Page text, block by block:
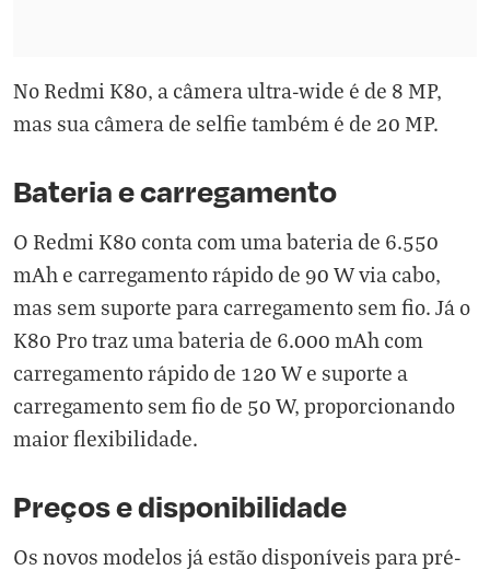
No Redmi K80, a câmera ultra-wide é de 8 MP,
mas sua câmera de selfie também é de 20 MP.
Bateria e carregamento
O Redmi K80 conta com uma bateria de 6.550
mAh e carregamento rápido de 90 W via cabo,
mas sem suporte para carregamento sem fio. Já o
K80 Pro traz uma bateria de 6.000 mAh com
carregamento rápido de 120 W e suporte a
carregamento sem fio de 50 W, proporcionando
maior flexibilidade.
Preços e disponibilidade
Os novos modelos já estão disponíveis para pré-